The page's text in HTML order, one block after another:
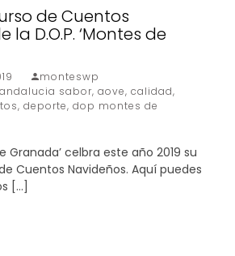
de Cuentos
la D.O.P. ‘Montes de
monteswp
andalucia sabor, aove, calidad,
, deporte, dop montes de
Granada’ celbra este año 2019 su
Cuentos Navideños. Aquí puedes
[…]